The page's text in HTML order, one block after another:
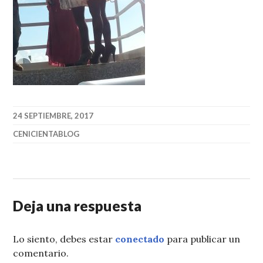
24 SEPTIEMBRE, 2017
CENICIENTABLOG
Deja una respuesta
Lo siento, debes estar conectado para publicar un
comentario.